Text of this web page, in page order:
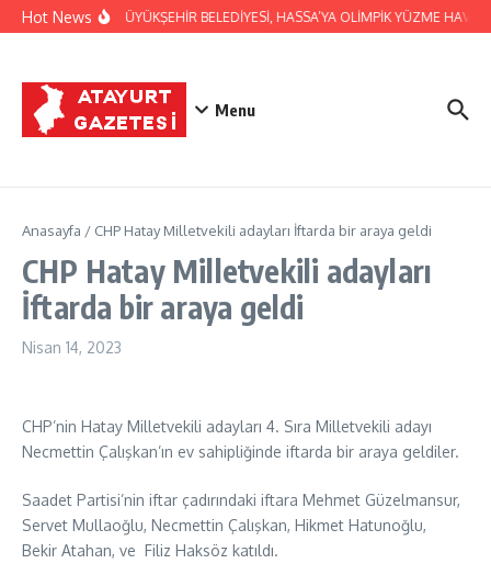
İçeriğe atla
Hot NewsHATAY BÜYÜKŞEHİR BELEDİYESİ, HASSA’YA OLİMPİK YÜZME
Menu
Anasayfa / CHP Hatay Milletvekili adayları İftarda bir araya geldi
CHP Hatay Milletvekili adayları
İftarda bir araya geldi
Nisan 14, 2023
CHP’nin Hatay Milletvekili adayları 4. Sıra Milletvekili adayı
Necmettin Çalışkan’ın ev sahipliğinde iftarda bir araya geldiler.
Saadet Partisi’nin iftar çadırındaki iftara Mehmet Güzelmansur,
Servet Mullaoğlu, Necmettin Çalışkan, Hikmet Hatunoğlu,
Bekir Atahan, ve Filiz Haksöz katıldı.